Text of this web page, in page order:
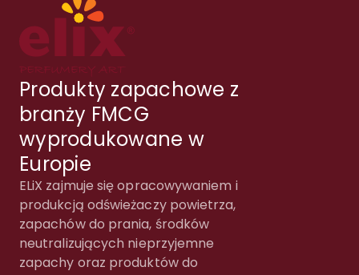
Produkty zapachowe z
branży FMCG
wyprodukowane w
Europie
ELiX zajmuje się opracowywaniem i
produkcją odświeżaczy powietrza,
zapachów do prania, środków
neutralizujących nieprzyjemne
zapachy oraz produktów do